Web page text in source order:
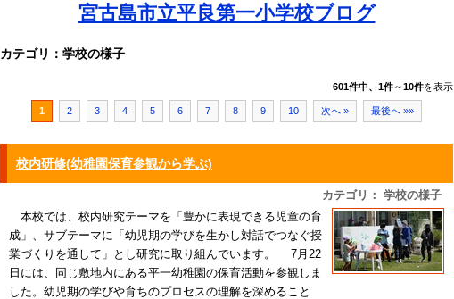
宮古島市立平良第一小学校ブログ
カテゴリ：学校の様子
601件中、1件～10件を表示
1 2 3 4 5 6 7 8 9 10 次へ » 最後へ »»
校内研修(幼稚園保育参観から学ぶ)
カテゴリ： 学校の様子
本校では、校内研究テーマを「豊かに表現できる児童の育
成」、サブテーマに「幼児期の学びを生かし対話でつなぐ授
業づくりを通して」とし研究に取り組んでいます。 7月22
日には、同じ敷地内にある平一幼稚園の保育活動を参観しま
した。幼児期の学びや育ちのプロセスの理解を深めること